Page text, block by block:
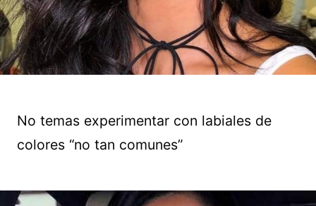
No temas experimentar con labiales de
colores “no tan comunes”